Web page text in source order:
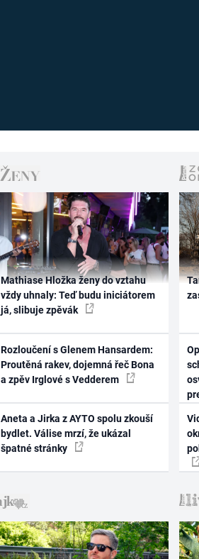
Mathiase Hložka ženy do vztahu
vždy uhnaly: Teď budu iniciátorem
já, slibuje zpěvák
Rozloučení s Glenem Hansardem:
Proutěná rakev, dojemná řeč Bona
a zpěv Irglové s Vedderem
Aneta a Jirka z AYTO spolu zkouší
bydlet. Válise mrzí, že ukázal
špatné stránky